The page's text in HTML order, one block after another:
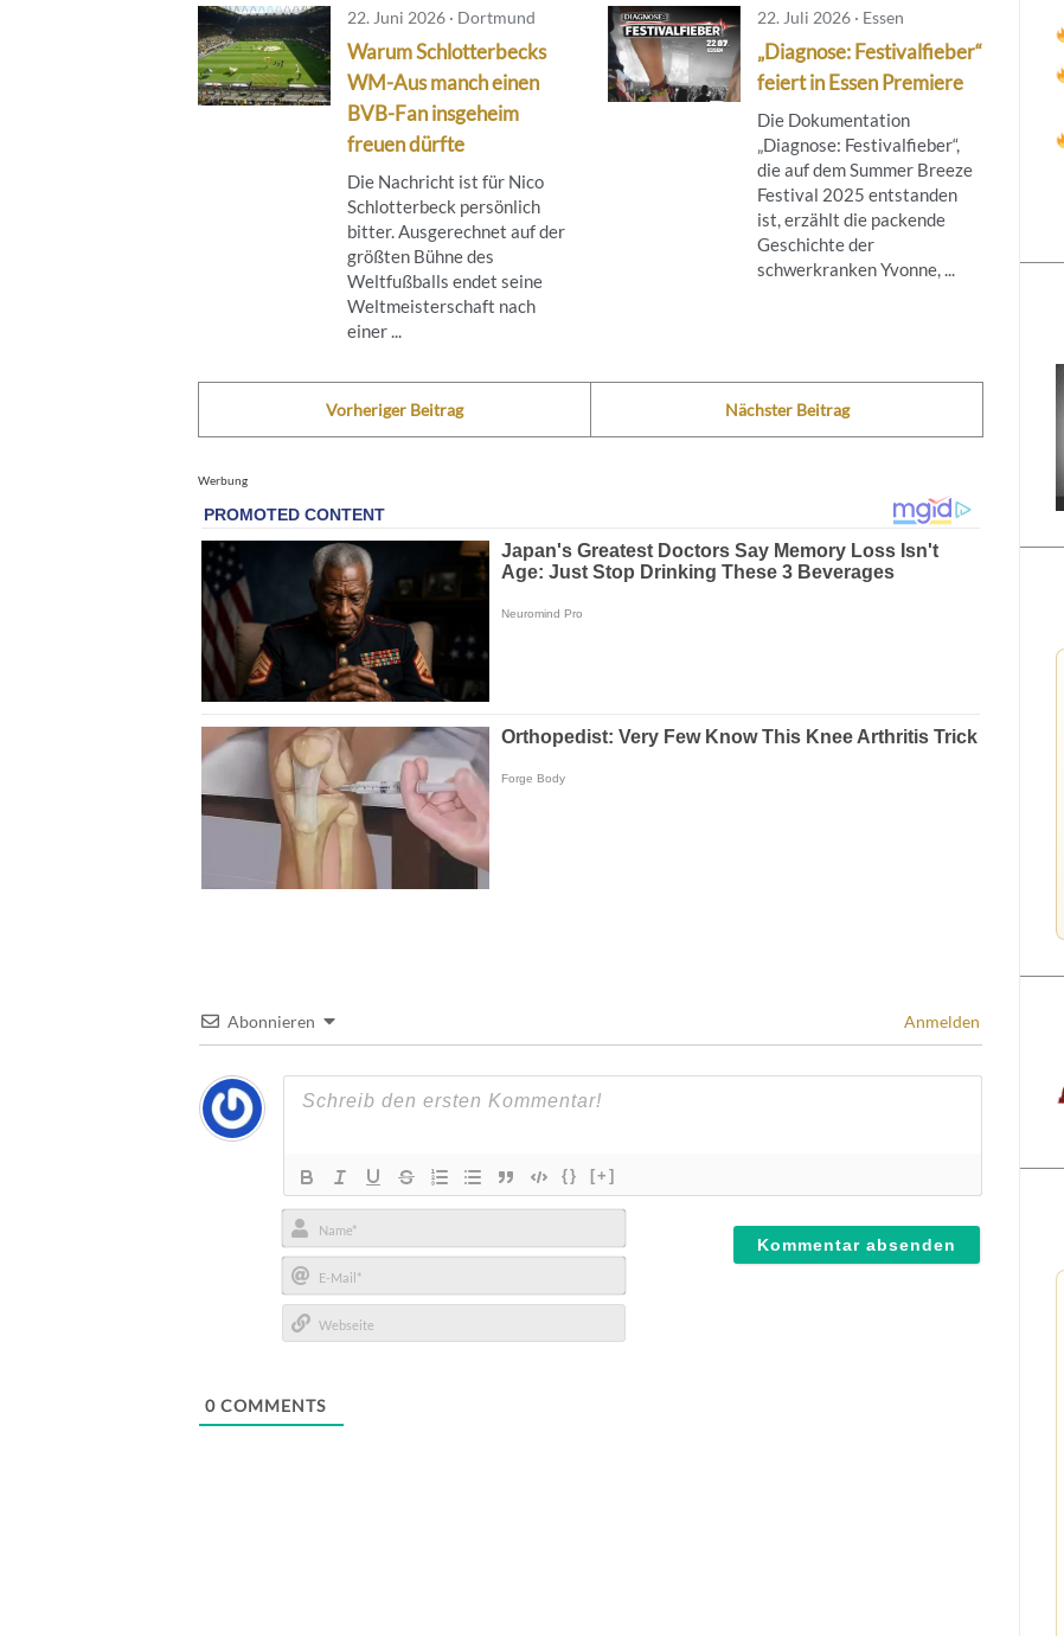
22. Juni 2026 · Dortmund
Warum Schlotterbecks
WM-Aus manch einen
BVB-Fan insgeheim
freuen dürfte
Die Nachricht ist für Nico
Schlotterbeck persönlich
bitter. Ausgerechnet auf der
größten Bühne des
Weltfußballs endet seine
Weltmeisterschaft nach
einer ...
22. Juli 2026 · Essen
„Diagnose: Festivalfieber“
feiert in Essen Premiere
Die Dokumentation
„Diagnose: Festivalfieber“,
die auf dem Summer Breeze
Festival 2025 entstanden
ist, erzählt die packende
Geschichte der
schwerkranken Yvonne, ...
Vorheriger Beitrag Nächster Beitrag
Werbung
Abonnieren Anmelden
{} [+]
Name*
E-
Mail*
0 COMMENTS